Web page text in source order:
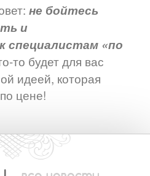
не бойтесь
и
специалистам «по
то будет для вас
идеей, которая
цене!